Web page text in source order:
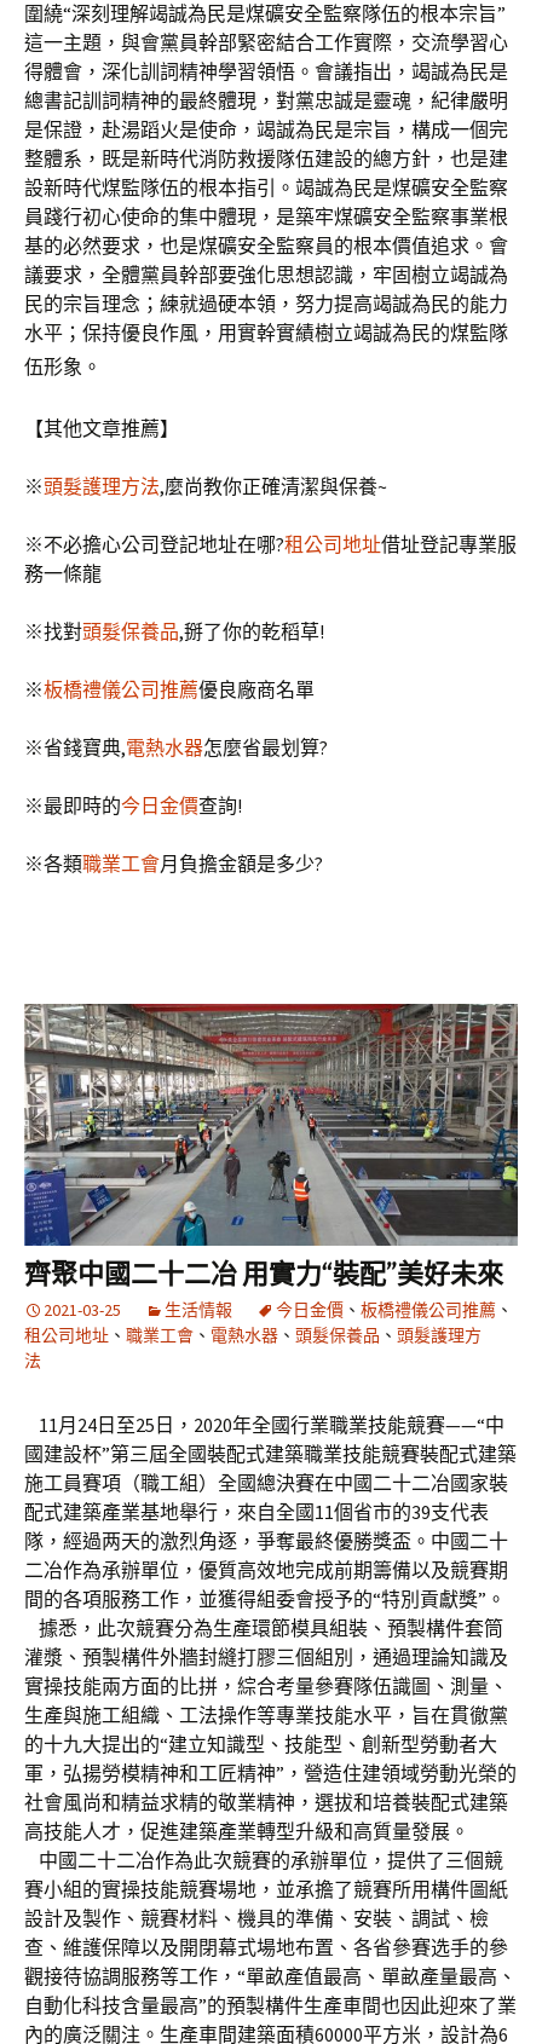
圍繞“深刻理解竭誠為民是煤礦安全監察隊伍的根本宗旨”
這一主題，與會黨員幹部緊密結合工作實際，交流學習心
得體會，深化訓詞精神學習領悟。會議指出，竭誠為民是
總書記訓詞精神的最終體現，對黨忠誠是靈魂，紀律嚴明
是保證，赴湯蹈火是使命，竭誠為民是宗旨，構成一個完
整體系，既是新時代消防救援隊伍建設的總方針，也是建
設新時代煤監隊伍的根本指引。竭誠為民是煤礦安全監察
員踐行初心使命的集中體現，是築牢煤礦安全監察事業根
基的必然要求，也是煤礦安全監察員的根本價值追求。會
議要求，全體黨員幹部要強化思想認識，牢固樹立竭誠為
民的宗旨理念；練就過硬本領，努力提高竭誠為民的能力
水平；保持優良作風，用實幹實績樹立竭誠為民的煤監隊
伍形象。
【其他文章推薦】
※頭髮護理方法,麼尚教你正確清潔與保養~
※不必擔心公司登記地址在哪?租公司地址借址登記專業服
務一條龍
※找對頭髮保養品,掰了你的乾稻草!
※板橋禮儀公司推薦優良廠商名單
※省錢寶典,電熱水器怎麼省最划算?
※最即時的今日金價查詢!
※各類職業工會月負擔金額是多少?
齊聚中國二十二冶 用實力“裝配”美好未來
2021-03-25 生活情報 今日金價 、 板橋禮儀公司推薦 、
租公司地址 、 職業工會 、 電熱水器 、 頭髮保養品 、 頭髮護理方
法
11月24日至25日，2020年全國行業職業技能競賽——“中
國建設杯”第三屆全國裝配式建築職業技能競賽裝配式建築
施工員賽項（職工組）全國總決賽在中國二十二冶國家裝
配式建築產業基地舉行，來自全國11個省市的39支代表
隊，經過两天的激烈角逐，爭奪最終優勝獎盃。中國二十
二冶作為承辦單位，優質高效地完成前期籌備以及競賽期
間的各項服務工作，並獲得組委會授予的“特別貢獻獎”。
據悉，此次競賽分為生產環節模具組裝、預製構件套筒
灌漿、預製構件外牆封縫打膠三個組別，通過理論知識及
實操技能兩方面的比拼，綜合考量參賽隊伍識圖、測量、
生產與施工組織、工法操作等專業技能水平，旨在貫徹黨
的十九大提出的“建立知識型、技能型、創新型勞動者大
軍，弘揚勞模精神和工匠精神”，營造住建領域勞動光榮的
社會風尚和精益求精的敬業精神，選拔和培養裝配式建築
高技能人才，促進建築產業轉型升級和高質量發展。
中國二十二冶作為此次競賽的承辦單位，提供了三個競
賽小組的實操技能競賽場地，並承擔了競賽所用構件圖紙
設計及製作、競賽材料、機具的準備、安裝、調試、檢
查、維護保障以及開閉幕式場地布置、各省參賽选手的參
觀接待協調服務等工作，“單畝產值最高、單畝產量最高、
自動化科技含量最高”的預製構件生產車間也因此迎來了業
內的廣泛關注。生產車間建築面積60000平方米，設計為6